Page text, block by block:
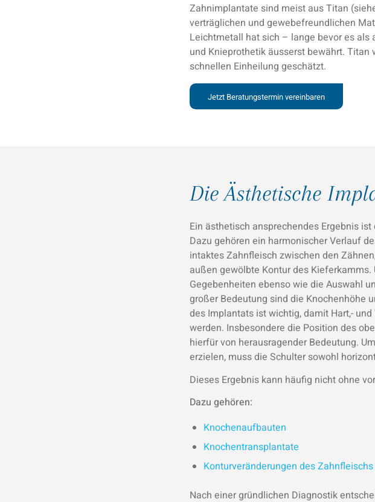
Zahnimplantate sind meist aus Titan
verträglichen und gewebefreundlichen
Leichtmetall hat sich – lange bevor es
und Knieprothetik äusserst bewährt.
schnellen Einheilung geschätzt.
Jetzt Beratungstermin vereinbaren
Die Ästhetische
Ein ästhetisch ansprechendes Ergebnis
Dazu gehören ein harmonischer Verlauf
intaktes Zahnfleisch zwischen den
außen gewölbte Kontur des
Gegebenheiten ebenso wie die Auswahl
großer Bedeutung sind die Knochenhöhe
des Implantats ist wichtig, damit Hart,-
werden. Insbesondere die Position des
hierfür von herausragender Bedeutung.
erzielen, muss die Schulter sowohl
Dieses Ergebnis kann häufig nicht ohne
Dazu gehören:
Knochenaufbauten
Knochentransplantate
Konturveränderungen des Zahnfleischs
Nach einer gründlichen Diagnostik